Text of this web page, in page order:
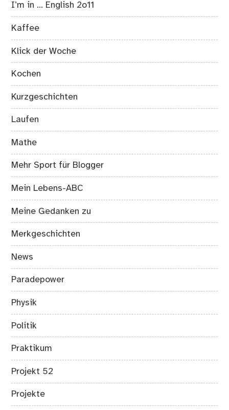
I’m in … English 2o11
Kaffee
Klick der Woche
Kochen
Kurzgeschichten
Laufen
Mathe
Mehr Sport für Blogger
Mein Lebens-ABC
Meine Gedanken zu
Merkgeschichten
News
Paradepower
Physik
Politik
Praktikum
Projekt 52
Projekte